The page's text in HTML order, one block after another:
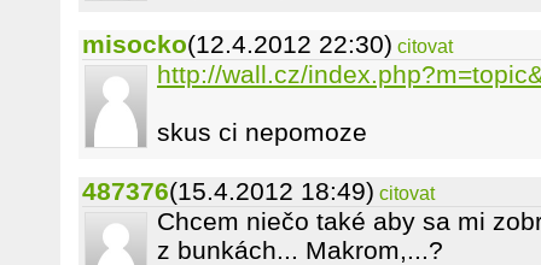
misocko(12.4.2012 22:30) citovat
http://wall.cz/
skus ci nepomoze
487376(15.4.2012 18:49) citovat
Chcem niečo také aby sa mi
z bunkách... Makrom,...?